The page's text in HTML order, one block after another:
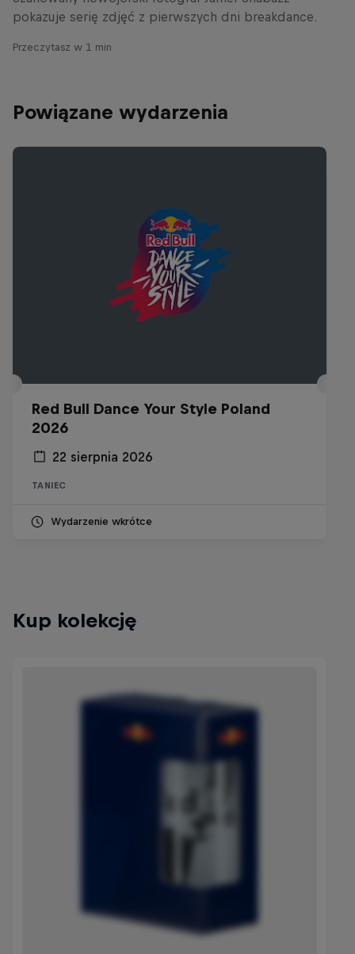
pokazuje serię zdjęć z pierwszych dni breakdance.
Przeczytasz w 1 min
Powiązane wydarzenia
Red Bull Dance Your Style Poland
2026
22 sierpnia 2026
TANIEC
Wydarzenie wkrótce
Kup kolekcję